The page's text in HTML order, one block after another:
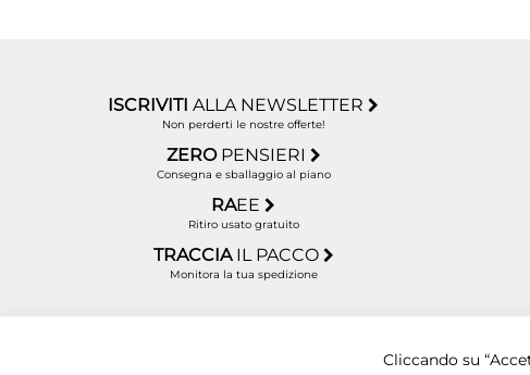
ISCRIVITIALLA NEWSLETTER
Non perderti le nostre offerte!
ZERO PENSIERI
Consegna e sballaggio al piano
RAEE
Ritiro usato gratuito
TRACCIA IL PACCO
Monitora la tua spedizione